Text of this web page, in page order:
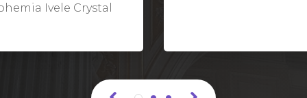
Ivele Crystal